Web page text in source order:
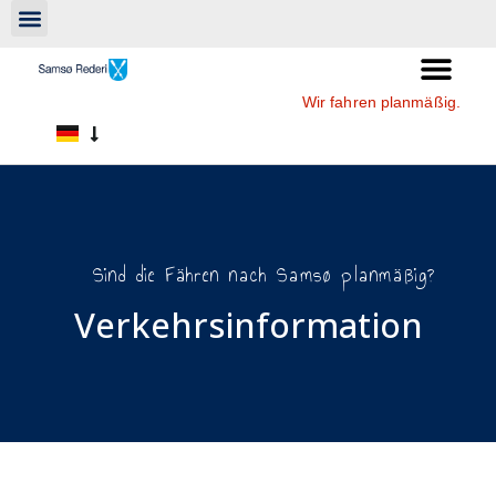
Wir fahren planmäßig.
Sind die Fähren nach Samsø planmäßig?
Verkehrsinformation​